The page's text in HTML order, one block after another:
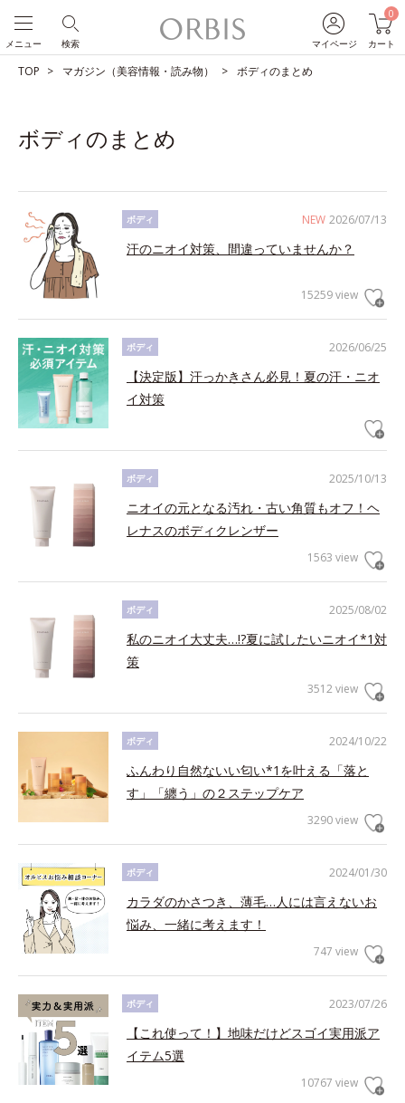
マイページ
0
カート
検索
メニュー
TOP マガジン（美容情報・読み物） ボディのまとめ
ボディのまとめ
NEW 2026/07/13
ボディ
汗のニオイ対策、間違っていませんか？
15259 view
2026/06/25
ボディ
【決定版】汗っかきさん必見！夏の汗・ニオ
イ対策
2025/10/13
ボディ
ニオイの元となる汚れ・古い角質もオフ！ヘ
レナスのボディクレンザー
1563 view
2025/08/02
ボディ
私のニオイ大丈夫…!?夏に試したいニオイ*1対
策
3512 view
2024/10/22
ボディ
ふんわり自然ないい匂い*1を叶える「落と
す」「纏う」の２ステップケア
3290 view
2024/01/30
ボディ
カラダのかさつき、薄毛…人には言えないお
悩み、一緒に考えます！
747 view
2023/07/26
ボディ
【これ使って！】地味だけどスゴイ実用派ア
イテム5選
10767 view